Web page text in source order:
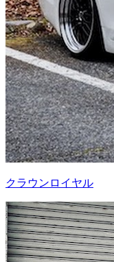
クラウンロイヤル